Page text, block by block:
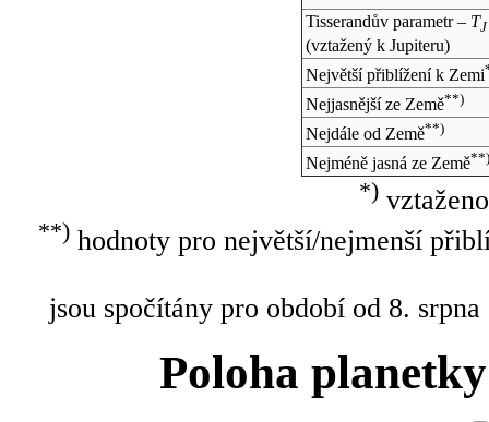
Tisserandův parametr – TJ
(vztažený k Jupiteru)
Největší přiblížení k Zemi
Nejjasnější ze Země**)
Nejdále od Země**)
Nejméně jasná ze Země**)
*)
**)hodnoty pro největší/nejmenší
jsou spočítány pro období od 8.
Poloha